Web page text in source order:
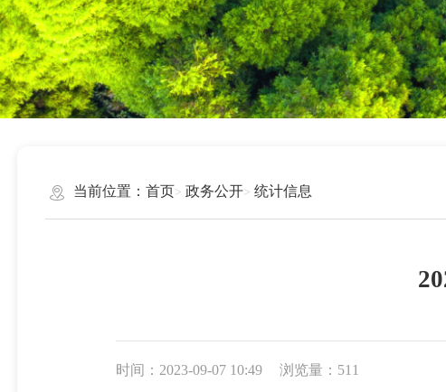
当前位置： 首页 政务公开 统计信息
时间：2023-09-07 10:49 浏览量：511